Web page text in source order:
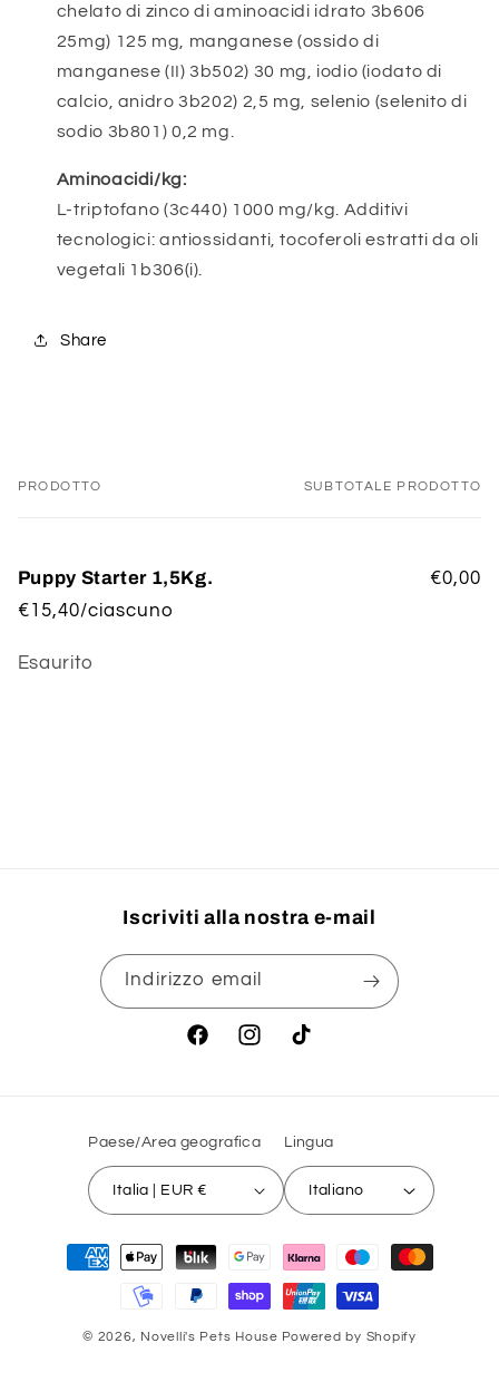
chelato di zinco di aminoacidi idrato 3b606
25mg) 125 mg, manganese (ossido di
manganese (II) 3b502) 30 mg, iodio (iodato di
calcio, anidro 3b202) 2,5 mg, selenio (selenito di
sodio 3b801) 0,2 mg.
Aminoacidi/kg:
L-triptofano (3c440) 1000 mg/kg. Additivi
tecnologici: antiossidanti, tocoferoli estratti da oli
vegetali 1b306(i).
Share
IlPRODOTTO SUBTOTALE PRODOTTO
Puppy Starter 1,5Kg.
€15,40/ciascuno
€0,00
Quantità
Esaurito
Iscriviti alla nostra e-mail
Indirizzo email
FacebookInstagramTikTok
Paese/Area geografica
Italia | EUR €
Lingua
Italiano
Metodi
pagamento
© 2026, Novelli's Pets House Powered by Shopify